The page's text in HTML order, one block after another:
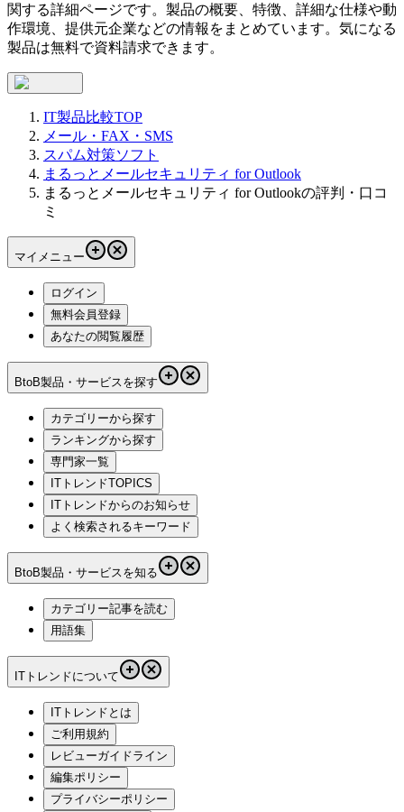
関する詳細ページです。製品の概要、特徴、詳細な仕様や動
作環境、提供元企業などの情報をまとめています。気になる
製品は無料で資料請求できます。
IT製品比較TOP
メール・FAX・SMS
スパム対策ソフト
まるっとメールセキュリティ for Outlook
まるっとメールセキュリティ for Outlookの評判・口コ
ミ
マイメニュー
ログイン
無料会員登録
あなたの閲覧履歴
BtoB製品・サービスを探す
カテゴリーから探す
ランキングから探す
専門家一覧
ITトレンドTOPICS
ITトレンドからのお知らせ
よく検索されるキーワード
BtoB製品・サービスを知る
カテゴリー記事を読む
用語集
ITトレンドについて
ITトレンドとは
ご利用規約
レビューガイドライン
編集ポリシー
プライバシーポリシー